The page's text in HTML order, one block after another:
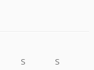
S
S